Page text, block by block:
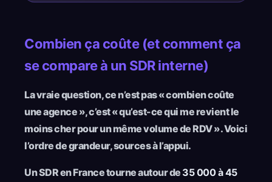
Combien ça coûte (et comment ça
se compare à un SDR interne)
La vraie question, ce n’est pas « combien coûte
une agence », c’est « qu’est-ce qui me revient le
moins cher pour un même volume de RDV ». Voici
l’ordre de grandeur, sources à l’appui.
Un SDR en France tourne autour de 35 000 à 45